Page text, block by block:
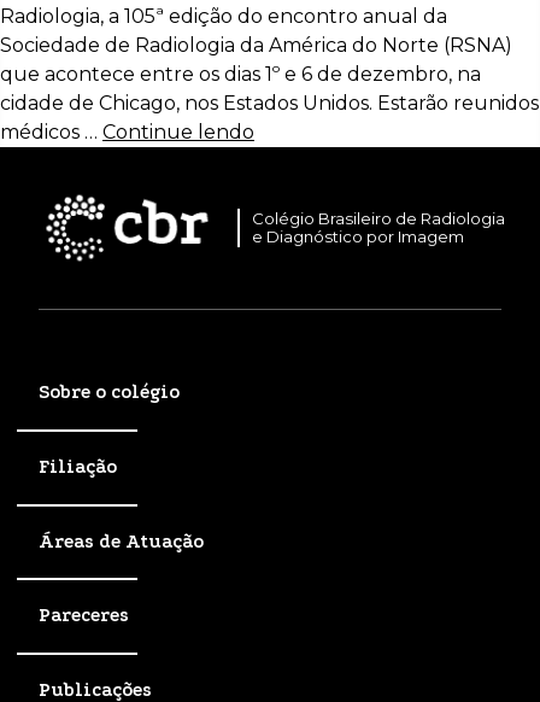
Radiologia, a 105ª edição do encontro anual da
Sociedade de Radiologia da América do Norte (RSNA)
que acontece entre os dias 1º e 6 de dezembro, na
cidade de Chicago, nos Estados Unidos. Estarão reunidos
médicos … Continue lendo
Colégio Brasileiro de Radiologia
e Diagnóstico por Imagem
Sobre o colégio
Filiação
Áreas de Atuação
Pareceres
Publicações